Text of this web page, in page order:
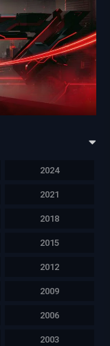
2024
2021
2018
2015
2012
2009
2006
2003